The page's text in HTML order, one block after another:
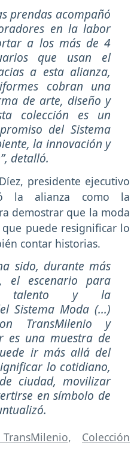
prendas acompañó
en la labor
a los más de 4
que usan el
a esta alianza,
cobran una
de arte, diseño y
colección es un
del Sistema
la innovación y
detalló.
presidente ejecutivo
la alianza como la
demostrar que la moda
puede resignificar lo
contar historias.
sido, durante más
el escenario para
talento y la
Sistema Moda (...)
TransMilenio y
es una muestra de
ir más allá del
lo cotidiano,
ciudad, movilizar
en símbolo de
, Colección